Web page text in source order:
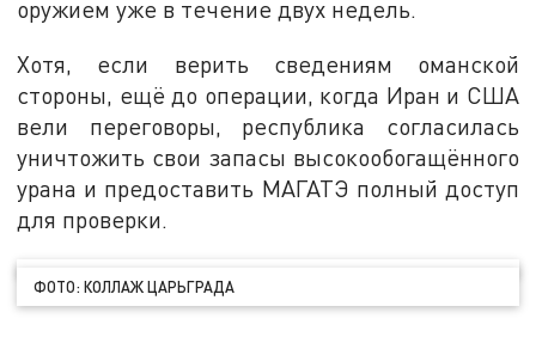
оружием уже в течение двух недель.
Хотя, если верить сведениям оманской
стороны, ещё до операции, когда Иран и США
вели переговоры, республика согласилась
уничтожить свои запасы высокообогащённого
урана и предоставить МАГАТЭ полный доступ
для проверки.
ФОТО: КОЛЛАЖ ЦАРЬГРАДА